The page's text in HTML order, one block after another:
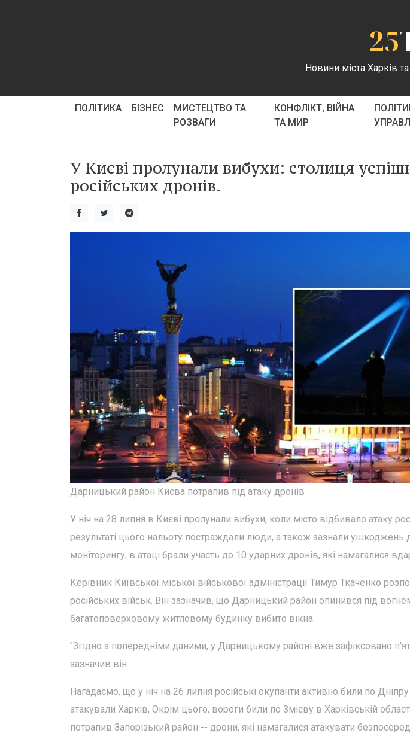
25
Новини міста Харків
ПОЛІТИКА БІЗНЕС
МИСТЕЦТВО ТА
РОЗВАГИ
КОНФЛІКТ, ВІЙНА
ТА МИР
У Києві пролунали вибухи: столиця
російських дронів.
Дарницький район Києва потрапив під атаку дронів
У ніч на 28 липня в Києві пролунали вибухи, коли місто відбивало атаку
результаті цього нальоту постраждали люди, а також зазнали ушкоджень
моніторингу, в атаці брали участь до 10 ударних дронів, які намагалися
Керівник Київської міської військової адміністрації Тимур Ткаченко
російських військ. Він зазначив, що Дарницький район опинився під
багатоповерховому житловому будинку вибито вікна.
"Згідно з попередніми даними, у Дарницькому районі вже зафіксовано
зазначив він.
Нагадаємо, що у ніч на 26 липня російські окупанти активно били по
атакували Харків, Окрім цього, вороги били по Змієву в Харківській
потрапив Запорізький район -- дрони, які намагалися атакувати